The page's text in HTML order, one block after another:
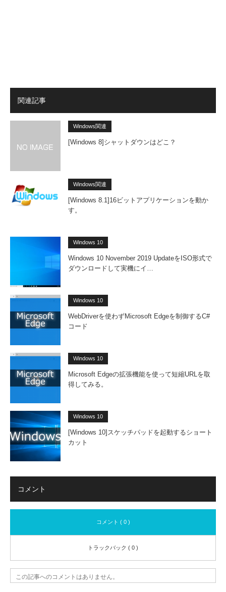
関連記事
Windows関連
[Windows 8]シャットダウンはどこ？
Windows関連
[Windows 8.1]16ビットアプリケーションを動か
す。
Windows 10
Windows 10 November 2019 UpdateをISO形式で
ダウンロードして実機にイ…
Windows 10
WebDriverを使わずMicrosoft Edgeを制御するC#
コード
Windows 10
Microsoft Edgeの拡張機能を使って短縮URLを取
得してみる。
Windows 10
[Windows 10]スケッチパッドを起動するショート
カット
コメント
コメント ( 0 )
トラックバック ( 0 )
この記事へのコメントはありません。